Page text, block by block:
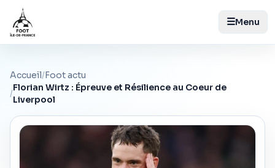
☰Menu
Accueil/Foot actu
/
Florian Wirtz : Épreuve et Résilience au Coeur de
Liverpool